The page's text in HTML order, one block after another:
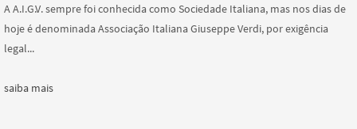
A A.I.G.V. sempre foi conhecida como Sociedade Italiana, mas nos dias de
hoje é denominada Associação Italiana Giuseppe Verdi, por exigência
legal...
saiba mais